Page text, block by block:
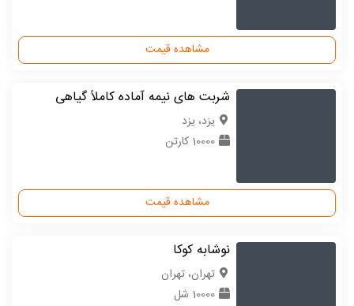
مشاهده قیمت
شربت های نیمه آماده کاملاً گیاهی
یزد، یزد
10000 کارتن
مشاهده قیمت
نوشابه کوکا
تهران، تهران
10000 شل